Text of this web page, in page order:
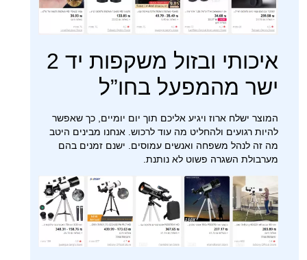
איכותי ובזול משקפות יד 2
ישר מהמפעל בחו”ל
המוצר ישלח ארוז ויגיע אליכם תוך יום יומיים, כך שאפשר
להיות רגועים ולהחליט מה עוד לרכוש. אנחנו מבינים היטב
מה זה לנהל משפחה ואנשים עמוסים. ישנם זמנים בהם
מערבולת השגרה פשוט לא נותנת.